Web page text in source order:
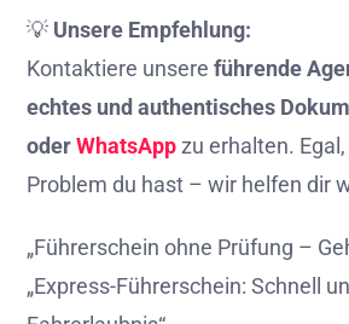
💡 Unsere Empfehlung:
Kontaktiere unsere führende
echtes und authentisches
oderWhatsAppzu erhalten.
Problem du hast – wir helfen dir
„Führerschein ohne Prüfung –
„Express-Führerschein: Schnell